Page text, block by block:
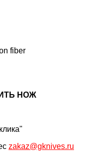
fiber
НОЖ
zakaz@gknives.ru